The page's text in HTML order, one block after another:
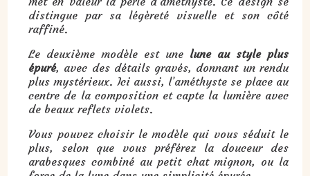
distingue par sa légèreté visuelle et son côté
raffiné.
Le deuxième modèle est une lune au style plus
épuré, avec des détails gravés, donnant un rendu
plus mystérieux. Ici aussi, l’améthyste se place au
centre de la composition et capte la lumière avec
de beaux reflets violets.
Vous pouvez choisir le modèle qui vous séduit le
plus, selon que vous préférez la douceur des
arabesques combiné au petit chat mignon, ou la